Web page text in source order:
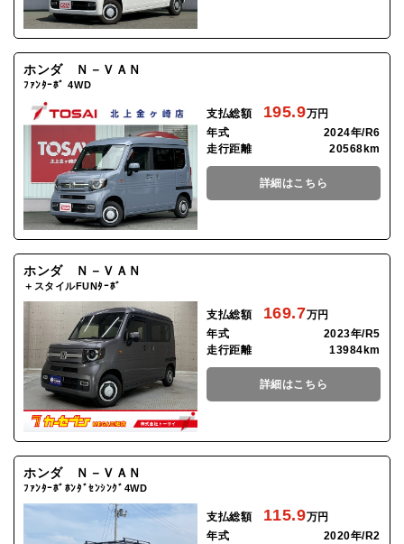
ホンダ Ｎ－ＶＡＮ
ﾌｧﾝﾀｰﾎﾞ 4WD
支払総額 195.9万円
年式
2024年/R6
走行距離
20568km
詳細はこちら
ホンダ Ｎ－ＶＡＮ
＋スタイルFUNﾀｰﾎﾞ
支払総額 169.7万円
年式
2023年/R5
走行距離
13984km
詳細はこちら
ホンダ Ｎ－ＶＡＮ
ﾌｧﾝﾀｰﾎﾞﾎﾝﾀﾞｾﾝｼﾝｸﾞ4WD
支払総額 115.9万円
年式
2020年/R2